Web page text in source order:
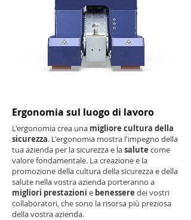
Ergonomia sul luogo di lavoro
L'ergonomia crea una migliore cultura della
sicurezza. L'ergonomia mostra l'impegno della
tua azienda per la sicurezza e lasalute come
valore fondamentale. La creazione e la
promozione della cultura della sicurezza e della
salute nella vostra azienda porteranno a
migliori prestazioni e benessere dei vostri
collaboratori, che sono la risorsa più preziosa
della vostra azienda.